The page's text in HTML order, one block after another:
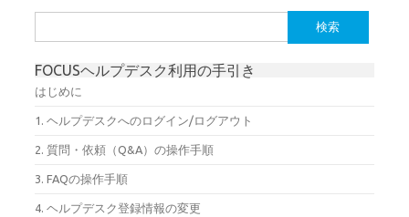
索:
FOCUSヘルプデスク利用の手引き
はじめに
1. ヘルプデスクへのログイン/ログアウト
2. 質問・依頼（Q&A）の操作手順
3. FAQの操作手順
4. ヘルプデスク登録情報の変更